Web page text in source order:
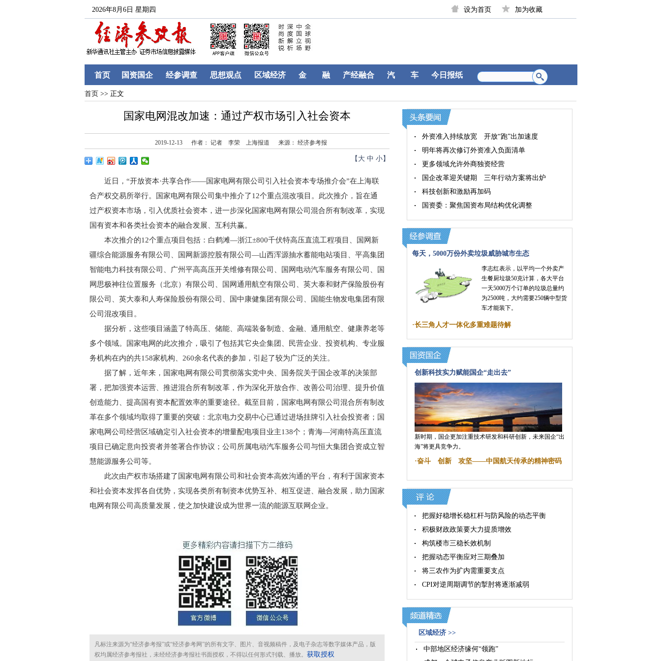
2026年8月6日 星期四 设为首页 加为收藏
首页 国资国企 经参调查 思想观点 区域经济 金 融 产经融合 汽 车 今日报纸
首页 >> 正文
国家电网混改加速：通过产权市场引入社会资本
2019-12-13 作者： 记者 李荣 上海报道 来源： 经济参考报
【 大 中 小】
近日，“开放资本·共享合作——国家电网有限公司引入社会资本专场推介会”在上海联
合产权交易所举行。国家电网有限公司集中推介了12个重点混改项目。此次推介，旨在通
过产权资本市场，引入优质社会资本，进一步深化国家电网有限公司混合所有制改革，实现
国有资本和各类社会资本的融合发展、互利共赢。
本次推介的12个重点项目包括：白鹤滩—浙江±800千伏特高压直流工程项目、国网新
疆综合能源服务有限公司、国网新源控股有限公司—山西浑源抽水蓄能电站项目、平高集团
智能电力科技有限公司、广州平高高压开关维修有限公司、国网电动汽车服务有限公司、国
网思极神往位置服务（北京）有限公司、国网通用航空有限公司、英大泰和财产保险股份有
限公司、英大泰和人寿保险股份有限公司、国中康健集团有限公司、国能生物发电集团有限
公司混改项目。
据分析，这些项目涵盖了特高压、储能、高端装备制造、金融、通用航空、健康养老等
多个领域。国家电网的此次推介，吸引了包括其它央企集团、民营企业、投资机构、专业服
务机构在内的共158家机构、260余名代表的参加，引起了较为广泛的关注。
据了解，近年来，国家电网有限公司贯彻落实党中央、国务院关于国企改革的决策部
署，把加强资本运营、推进混合所有制改革，作为深化开放合作、改善公司治理、提升价值
创造能力、提高国有资本配置效率的重要途径。截至目前，国家电网有限公司混合所有制改
革在多个领域均取得了重要的突破：北京电力交易中心已通过进场挂牌引入社会投资者；国
家电网公司经营区域确定引入社会资本的增量配电项目业主138个；青海—河南特高压直流
项目已确定意向投资者并签署合作协议；公司所属电动汽车服务公司与恒大集团合资成立智
慧能源服务公司等。
此次由产权市场搭建了国家电网有限公司和社会资本高效沟通的平台，有利于国家资本
和社会资本发挥各自优势，实现各类所有制资本优势互补、相互促进、融合发展，助力国家
电网有限公司高质量发展，使之加快建设成为世界一流的能源互联网企业。
凡标注来源为“经济参考报”或“经济参考网”的所有文字、图片、音视频稿件，及电子杂志等数字媒体产品，版
权均属经济参考报社，未经经济参考报社书面授权，不得以任何形式刊载、播放。 获取授权
外资准入持续放宽 开放“跑”出加速度
明年将再次修订外资准入负面清单
更多领域允许外商独资经营
国企改革迎关键期 三年行动方案将出炉
科技创新和激励再加码
国资委：聚焦国资布局结构优化调整
每天，5000万份外卖垃圾威胁城市生态
李志红表示，以平均一个外卖产
生餐厨垃圾50克计算，各大平台
一天5000万个订单的垃圾总量约
为2500吨，大约需要250辆中型货
车才能装下。
·长三角人才一体化多重难题待解
创新科技实力赋能国企“走出去”
新时期，国企更加注重技术研发和科研创新，未来国企“出
海”将更具竞争力。
·奋斗 创新 攻坚——中国航天传承的精神密码
把握好稳增长稳杠杆与防风险的动态平衡
积极财政政策要大力提质增效
构筑楼市三稳长效机制
把握动态平衡应对三期叠加
将三农作为扩内需重要支点
CPI对逆周期调节的掣肘将逐渐减弱
区域经济 >>
中部地区经济缘何“领跑”